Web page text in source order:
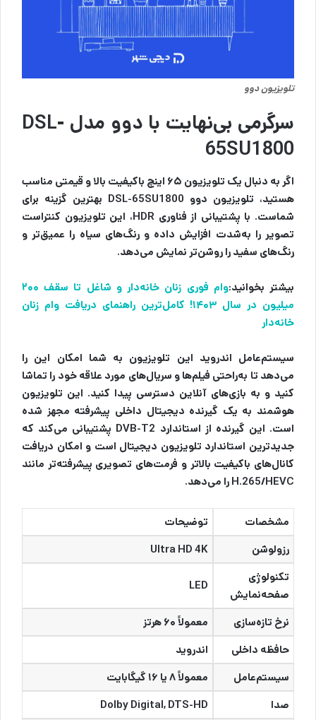
تلویزیون دوو
سرگرمی بی‌نهایت با دوو مدل DSL-
65SU1800
اگر به دنبال یک تلویزیون ۶۵ اینچ باکیفیت بالا و قیمتی مناسب
هستید، تلویزیون دوو DSL-65SU1800 بهترین گزینه برای
شماست. با پشتیبانی از فناوری HDR، این تلویزیون کنتراست
تصویر را به‌شدت افزایش داده و رنگ‌های سیاه را عمیق‌تر و
رنگ‌های سفید را روشن‌تر نمایش می‌دهد.
بیشتر بخوانید:
وام فوری زنان خانه‌دار و شاغل تا سقف ۲۰۰
میلیون در سال ۱۴۰۳! کامل‌ترین راهنمای دریافت وام زنان
خانه‌دار
سیستم‌عامل اندروید این تلویزیون به شما امکان این را
می‌دهد تا به‌راحتی فیلم‌ها و سریال‌های مورد علاقه خود را تماشا
کنید و به بازی‌های آنلاین دسترسی پیدا کنید. این تلویزیون
هوشمند به یک گیرنده دیجیتال داخلی پیشرفته مجهز شده
است. این گیرنده از استاندارد DVB-T2 پشتیبانی می‌کند که
جدیدترین استاندارد تلویزیون دیجیتال است و امکان دریافت
کانال‌های باکیفیت بالاتر و فرمت‌های تصویری پیشرفته‌تر مانند
H.265/HEVC را می‌دهد.
مشخصات
توضیحات
رزولوشن
Ultra HD 4K
تکنولوژی
صفحه‌نمایش
LED
نرخ تازه‌سازی
معمولاً ۶۰ هرتز
حافظه داخلی
اندروید
سیستم‌عامل
معمولاً ۸ یا ۱۶ گیگابایت
صدا
Dolby Digital, DTS-HD